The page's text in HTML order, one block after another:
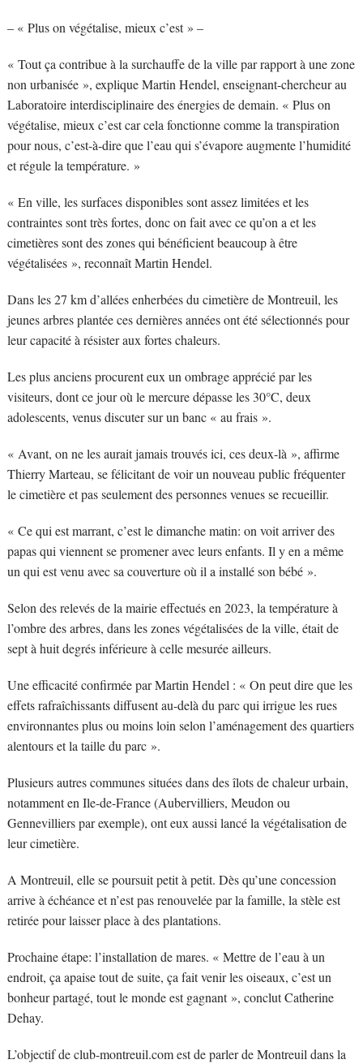
– « Plus on végétalise, mieux c’est » –
« Tout ça contribue à la surchauffe de la ville par rapport à une zone
non urbanisée », explique Martin Hendel, enseignant-chercheur au
Laboratoire interdisciplinaire des énergies de demain. « Plus on
végétalise, mieux c’est car cela fonctionne comme la transpiration
pour nous, c’est-à-dire que l’eau qui s’évapore augmente l’humidité
et régule la température. »
« En ville, les surfaces disponibles sont assez limitées et les
contraintes sont très fortes, donc on fait avec ce qu’on a et les
cimetières sont des zones qui bénéficient beaucoup à être
végétalisées », reconnaît Martin Hendel.
Dans les 27 km d’allées enherbées du cimetière de Montreuil, les
jeunes arbres plantée ces dernières années ont été sélectionnés pour
leur capacité à résister aux fortes chaleurs.
Les plus anciens procurent eux un ombrage apprécié par les
visiteurs, dont ce jour où le mercure dépasse les 30°C, deux
adolescents, venus discuter sur un banc « au frais ».
« Avant, on ne les aurait jamais trouvés ici, ces deux-là », affirme
Thierry Marteau, se félicitant de voir un nouveau public fréquenter
le cimetière et pas seulement des personnes venues se recueillir.
« Ce qui est marrant, c’est le dimanche matin: on voit arriver des
papas qui viennent se promener avec leurs enfants. Il y en a même
un qui est venu avec sa couverture où il a installé son bébé ».
Selon des relevés de la mairie effectués en 2023, la température à
l’ombre des arbres, dans les zones végétalisées de la ville, était de
sept à huit degrés inférieure à celle mesurée ailleurs.
Une efficacité confirmée par Martin Hendel : « On peut dire que les
effets rafraîchissants diffusent au-delà du parc qui irrigue les rues
environnantes plus ou moins loin selon l’aménagement des quartiers
alentours et la taille du parc ».
Plusieurs autres communes situées dans des îlots de chaleur urbain,
notamment en Ile-de-France (Aubervilliers, Meudon ou
Gennevilliers par exemple), ont eux aussi lancé la végétalisation de
leur cimetière.
A Montreuil, elle se poursuit petit à petit. Dès qu’une concession
arrive à échéance et n’est pas renouvelée par la famille, la stèle est
retirée pour laisser place à des plantations.
Prochaine étape: l’installation de mares. « Mettre de l’eau à un
endroit, ça apaise tout de suite, ça fait venir les oiseaux, c’est un
bonheur partagé, tout le monde est gagnant », conclut Catherine
Dehay.
L’objectif de club-montreuil.com est de parler de Montreuil dans la